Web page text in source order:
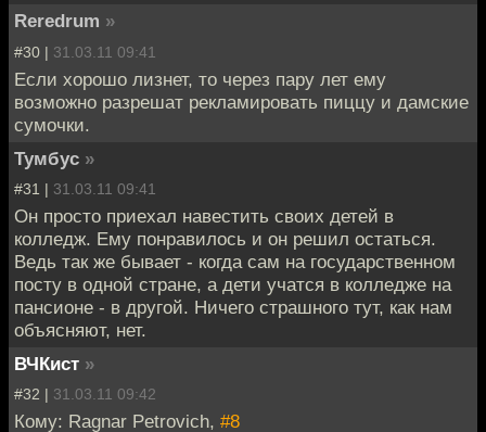
Reredrum »
#30 | 31.03.11 09:41
Если хорошо лизнет, то через пару лет ему
возможно разрешат рекламировать пиццу и дамские
сумочки.
Тумбус »
#31 | 31.03.11 09:41
Он просто приехал навестить своих детей в
колледж. Ему понравилось и он решил остаться.
Ведь так же бывает - когда сам на государственном
посту в одной стране, а дети учатся в колледже на
пансионе - в другой. Ничего страшного тут, как нам
объясняют, нет.
ВЧКист »
#32 | 31.03.11 09:42
Кому: Ragnar Petrovich, #8